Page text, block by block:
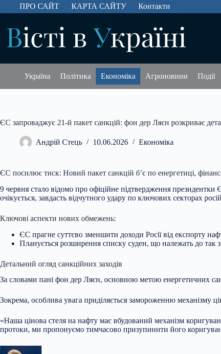
Перейти
до
ПРО САЙТ КАРТА САЙТУ Контакти
Україна Політика Економіка Агроновини Події
ЄС запроваджує 21-й пакет санкцій: фон дер Ляєн розкриває
Андрій Стець 10.06.2026 Економіка
ЄС посилює тиск: Новий пакет санкцій б’є по енергетиці,
9 червня стало відомо про офіційне підтвердження
очікується, завдасть відчутного удару по ключових секторах
Ключові аспекти нових обмежень:
ЄС прагне суттєво зменшити доходи Росії від експорту
Планується розширення списку суден, що належать до так
Детальний огляд санкційних заходів
За словами пані фон дер Ляєн, основною метою енергетичних
Зокрема, особлива увага приділяється замороженню механізму
«Наша цінова стеля на нафту має вбудований механізм
протоки, ми пропонуємо тимчасово призупинити його